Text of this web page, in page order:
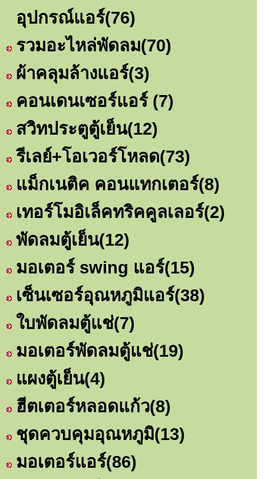
อุปกรณ์แอร์(76)
รวมอะไหล่พัดลม(70)
ผ้าคลุมล้างแอร์(3)
คอนเดนเซอร์แอร์ (7)
สวิทประตูตู้เย็น(12)
รีเลย์+โอเวอร์โหลด(73)
แม็กเนติค คอนแทกเตอร์(8)
เทอร์โมอิเล็คทริคคูลเลอร์(2)
พัดลมตู้เย็น(12)
มอเตอร์ swing แอร์(15)
เซ็นเซอร์อุณหภูมิแอร์(38)
ใบพัดลมตู้แช่(7)
มอเตอร์พัดลมตู้แช่(19)
แผงตู้เย็น(4)
ฮีตเตอร์หลอดแก้ว(8)
ชุดควบคุมอุณหภูมิ(13)
มอเตอร์แอร์(86)